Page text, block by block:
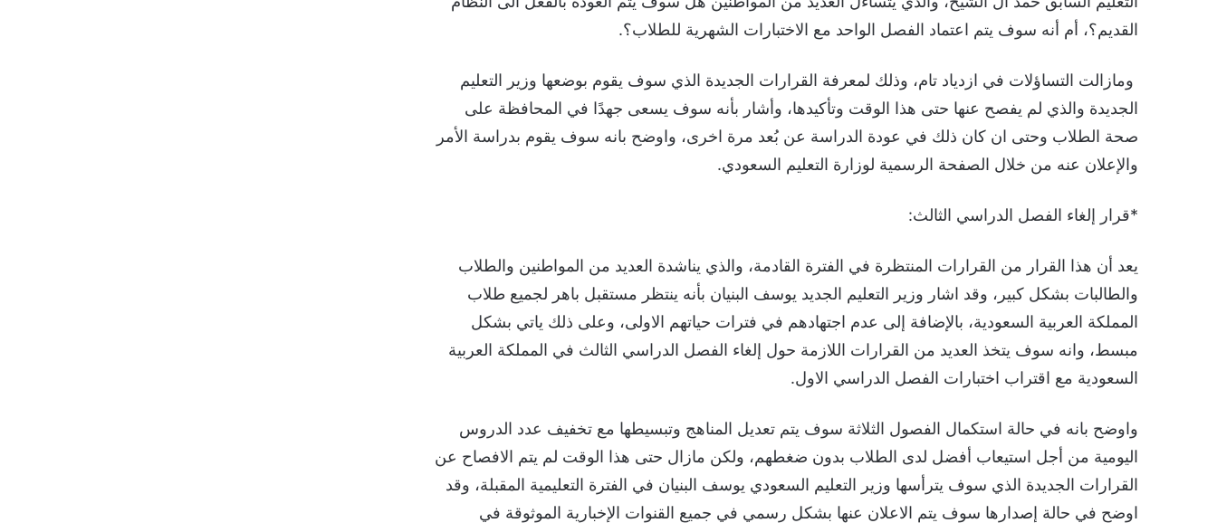
القديم؟، أم أنه سوف يتم اعتماد الفصل الواحد مع الاختبارات الشهرية للطلاب؟.
ومازالت التساؤلات في ازدياد تام، وذلك لمعرفة القرارات الجديدة الذي سوف يقوم بوضعها وزير التعليم
الجديدة والذي لم يفصح عنها حتى هذا الوقت وتأكيدها، وأشار بأنه سوف يسعى جهدًا في المحافظة على
صحة الطلاب وحتى ان كان ذلك في عودة الدراسة عن بُعد مرة اخرى، واوضح بانه سوف يقوم بدراسة الأمر
والإعلان عنه من خلال الصفحة الرسمية لوزارة التعليم السعودي.
*قرار إلغاء الفصل الدراسي الثالث:
يعد أن هذا القرار من القرارات المنتظرة في الفترة القادمة، والذي يناشدة العديد من المواطنين والطلاب
والطالبات بشكل كبير، وقد اشار وزير التعليم الجديد يوسف البنيان بأنه ينتظر مستقبل باهر لجميع طلاب
المملكة العربية السعودية، بالإضافة إلى عدم اجتهادهم في فترات حياتهم الاولى، وعلى ذلك ياتي بشكل
مبسط، وانه سوف يتخذ العديد من القرارات اللازمة حول إلغاء الفصل الدراسي الثالث في المملكة العربية
السعودية مع اقتراب اختبارات الفصل الدراسي الاول.
واوضح بانه في حالة استكمال الفصول الثلاثة سوف يتم تعديل المناهج وتبسيطها مع تخفيف عدد الدروس
اليومية من أجل استيعاب أفضل لدى الطلاب بدون ضغطهم، ولكن مازال حتى هذا الوقت لم يتم الافصاح عن
القرارات الجديدة الذي سوف يترأسها وزير التعليم السعودي يوسف البنيان في الفترة التعليمية المقبلة، وقد
اوضح في حالة إصدارها سوف يتم الاعلان عنها بشكل رسمي في جميع القنوات الإخبارية الموثوقة في